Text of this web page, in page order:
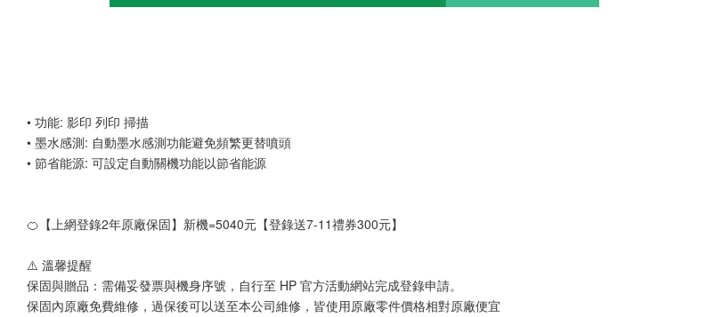
• 功能: 影印 列印 掃描
• 墨水感測: 自動墨水感測功能避免頻繁更替噴頭
• 節省能源: 可設定自動關機功能以節省能源
🍊 【上網登錄2年原廠保固】新機=5040元【登錄送7-11禮券300元】
⚠️ 溫馨提醒
保固與贈品：需備妥發票與機身序號，自行至 HP 官方活動網站完成登錄申請。
保固內原廠免費維修，過保後可以送至本公司維修，皆使用原廠零件價格相對原廠便宜